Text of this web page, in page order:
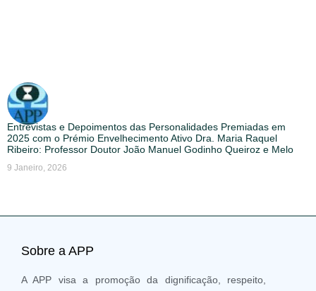
Entrevistas e Depoimentos das Personalidades Premiadas em
2025 com o Prémio Envelhecimento Ativo Dra. Maria Raquel
Ribeiro: Professor Doutor João Manuel Godinho Queiroz e Melo
9 Janeiro, 2026
Sobre a APP
A APP visa a promoção da dignificação, respeito,